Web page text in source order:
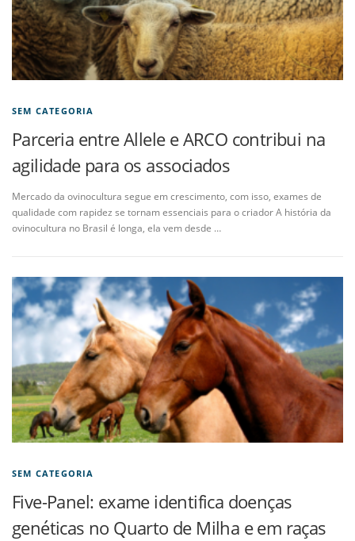
SEM CATEGORIA
Parceria entre Allele e ARCO contribui na
agilidade para os associados
Mercado da ovinocultura segue em crescimento, com isso, exames de
qualidade com rapidez se tornam essenciais para o criador A história da
ovinocultura no Brasil é longa, ela vem desde …
SEM CATEGORIA
Five-Panel: exame identifica doenças
genéticas no Quarto de Milha e em raças